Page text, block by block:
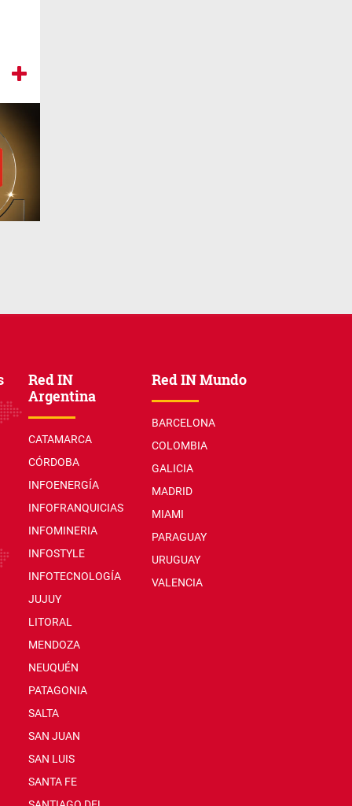
Red IN
Argentina
CATAMARCA
CÓRDOBA
INFOENERGÍA
INFOFRANQUICIAS
INFOMINERIA
INFOSTYLE
INFOTECNOLOGÍA
JUJUY
LITORAL
MENDOZA
NEUQUÉN
PATAGONIA
SALTA
SAN JUAN
SAN LUIS
SANTA FE
Red IN Mundo
BARCELONA
COLOMBIA
GALICIA
MADRID
MIAMI
PARAGUAY
URUGUAY
VALENCIA